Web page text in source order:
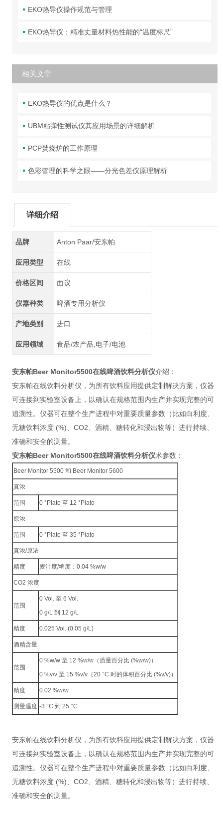
EKO热导仪操作规范与管理
EKO热导仪：精准丈量材料热性能的“温度标尺”
相关文章
EKO热导仪的优点是什么？
UBM粘弹性测试仪其应用场景的详细解析
PCP焚烧炉的工作原理
色彩管理的科学之眼——分光色差仪原理解析
详细介绍
品牌 Anton Paar/安东帕
应用类型 在线
价格区间 面议
仪器种类 啤酒专用分析仪
产地类别 进口
应用领域 食品/农产品,电子/电池
安东帕Beer Monitor5500在线啤酒饮料分析仪介绍：
安东帕在线饮料分析仪，为所有饮料应用提供定制解决方案，仪器
可连接到实验室设备上，以确认在规格范围内生产并实现完整的可
追溯性。仪器可在整个生产进程中对重要质量参数（比如白利度、
无糖饮料浓度 (%)、CO2、酒精、糖转化和浸出物等）进行持续、
准确和安全的测量。
安东帕Beer Monitor5500在线啤酒饮料分析仪术参数：
Beer Monitor 5500 和 Beer Monitor 5600
真浓
范围 0 °Plato 至 12 °Plato
原浓
范围 0 °Plato 至 35 °Plato
真浓/原浓
精度 麦汁度/糖度：0.04 %w/w
CO2 浓度
范围
0 Vol. 至 6 Vol.
0 g/L 到 12 g/L
精度 0.025 Vol. (0.05 g/L)
酒精含量
范围
0 %w/w 至 12 %w/w（质量百分比 (%w/w)）
0 %v/v 至 15 %v/v（20 °C 时的体积百分比 (%v/v)）
精度 0.02 %w/w
测量温度 -3 °C 到 25 °C
安东帕在线饮料分析仪，为所有饮料应用提供定制解决方案，仪器
可连接到实验室设备上，以确认在规格范围内生产并实现完整的可
追溯性。仪器可在整个生产进程中对重要质量参数（比如白利度、
无糖饮料浓度 (%)、CO2、酒精、糖转化和浸出物等）进行持续、
准确和安全的测量。